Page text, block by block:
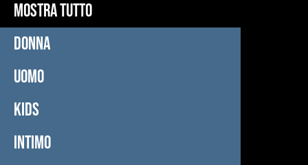
MOSTRA TUTTO
DONNA
UOMO
KIDS
INTIMO